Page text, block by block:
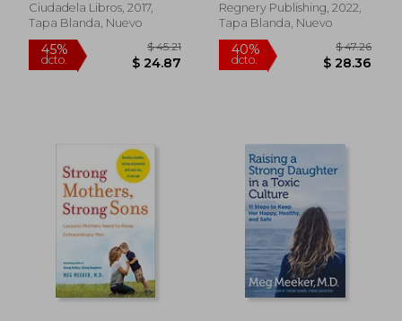
Ciudadela Libros, 2017,
Tapa Blanda, Nuevo
45%
dcto. $ 24.87
Regnery Publishing, 2022,
Tapa Blanda, Nuevo
40%
dcto.